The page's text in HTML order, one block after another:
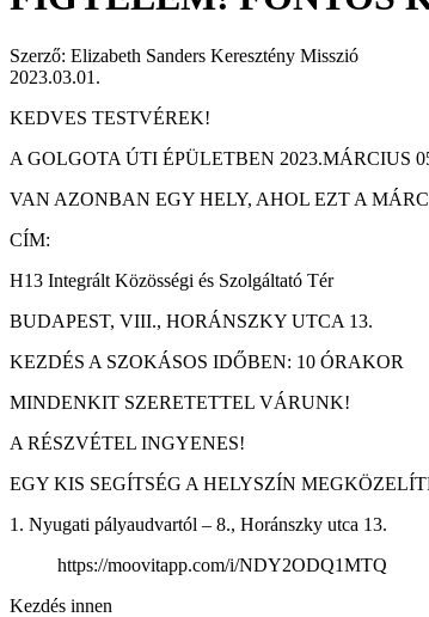
Szerző: Elizabeth Sanders Keresztény Misszió
2023.03.01.
KEDVES TESTVÉREK!
A GOLGOTA ÚTI ÉPÜLETBEN 2023.MÁRCIUS
VAN AZONBAN EGY HELY, AHOL EZT A
CÍM:
H13 Integrált Közösségi és Szolgáltató Tér
BUDAPEST, VIII., HORÁNSZKY UTCA 13.
KEZDÉS A SZOKÁSOS IDŐBEN: 10 ÓRAKOR
MINDENKIT SZERETETTEL VÁRUNK!
A RÉSZVÉTEL INGYENES!
EGY KIS SEGÍTSÉG A HELYSZÍN
1. Nyugati pályaudvartól – 8., Horánszky utca 13.
https://moovitapp.com/i/NDY2ODQ1MTQ
Kezdés innen